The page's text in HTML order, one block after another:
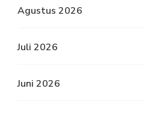
Agustus 2026
Juli 2026
Juni 2026